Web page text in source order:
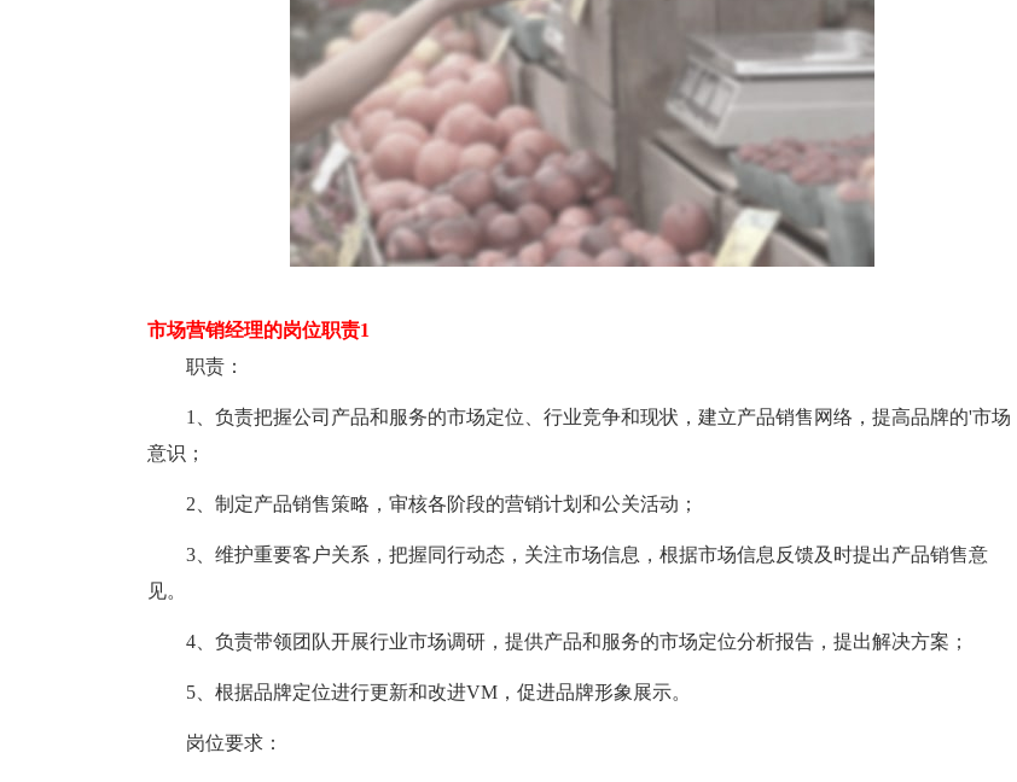
市场营销经理的岗位职责1
职责：
1、负责把握公司产品和服务的市场定位、行业竞争和现状，建立产品销售网络，提高品牌的'市场
意识；
2、制定产品销售策略，审核各阶段的营销计划和公关活动；
3、维护重要客户关系，把握同行动态，关注市场信息，根据市场信息反馈及时提出产品销售意
见。
4、负责带领团队开展行业市场调研，提供产品和服务的市场定位分析报告，提出解决方案；
5、根据品牌定位进行更新和改进VM，促进品牌形象展示。
岗位要求：